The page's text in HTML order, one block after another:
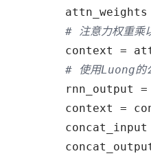
attn_weights
# 注意力权重乘
context =
# 使用Luong的
rnn_output =
context =
concat_input =
concat_output